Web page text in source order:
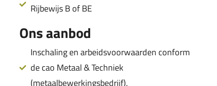
Rijbewijs B of BE
Ons aanbod
Inschaling en arbeidsvoorwaarden conform
de cao Metaal & Techniek
(metaalbewerkingsbedrijf).